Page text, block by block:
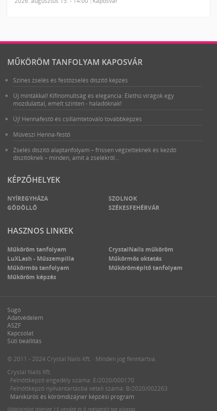
MŰKÖRÖM TANFOLYAM KAPOSVÁR
Színes zselés és festőzselés díszítő képzés
Új mintákkal! Kifinomultság és elegancia: Élethű virágok egy
mozdulattal, emelt szinten - haladóknak!
Új! Hennafestő és csillámtetováló továbbképzés
Művészi Henna-festő
Zselés díszítő alaptanfolyam – frissen végzetteknek és kezdő
díszítőknek – minden, amit a zselékről...
KÉPZŐHELYEK
NYÍREGYHÁZA
SZOLNOK
GÖDÖLLŐ
SZÉKESFEHÉRVÁR
HASZNOS LINKEK
Műköröm tanfolyam
CrystalNails műköröm
LuXLash - Műszempilla
Műkörmös oktatás
Műkörmös tanfolyam
Műkörömépítő tanfolyam
Műköröm képzés
Súgó
Adatvédelem
ÁSZF
Kapcsolat
Süti beállítás
© 2011 - 2024 Crystal Nails Kft. · Minden jog fenntartva.
Crystal Nails Kft.
· Felnőttképző engedély száma: E/2020/000170
· Felnőttképző nyilvántartásba vételi száma: B/2020/002263
· Manikűrös és körömdizájner képzési program
Oldalainkat jelenleg 15 vendég és 0 regisztrált tag olvassa.